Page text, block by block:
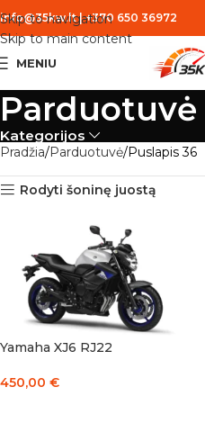
Skip to navigation
Skip to main content
info@35kw.lt|+370 650 36972
MENIU
Parduotuvė
Kategorijos
Pradžia Parduotuvė Puslapis 36
Rodyti šoninę juostą
Yamaha XJ6 RJ22
450,00 €